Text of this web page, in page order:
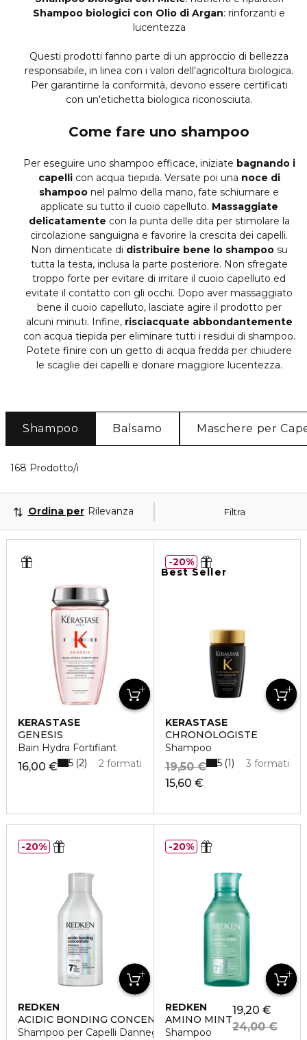
Shampoo biologici con Olio di Argan: rinforzanti e
lucentezza
Questi prodotti fanno parte di un approccio di bellezza
responsabile, in linea con i valori dell'agricoltura biologica.
Per garantirne la conformità, devono essere certificati
con un'etichetta biologica riconosciuta.
Come fare uno shampoo
Per eseguire uno shampoo efficace, iniziate bagnando i
capellicon acqua tiepida. Versate poi una noce di
shampoo nel palmo della mano, fate schiumare e
applicate su tutto il cuoio capelluto. Massaggiate
delicatamente con la punta delle dita per stimolare la
circolazione sanguigna e favorire la crescita dei capelli.
Non dimenticate di distribuire bene lo shampoosu
tutta la testa, inclusa la parte posteriore. Non sfregate
troppo forte per evitare di irritare il cuoio capelluto ed
evitate il contatto con gli occhi. Dopo aver massaggiato
bene il cuoio capelluto, lasciate agire il prodotto per
alcuni minuti. Infine, risciacquate abbondantemente
con acqua tiepida per eliminare tutti i residui di shampoo.
Potete finire con un getto di acqua fredda per chiudere
le scaglie dei capelli e donare maggiore lucentezza.
Shampoo Balsamo Maschere per
168 Prodotto/i
Filtra
Ordina per Rilevanza
KERASTASE
GENESIS
Bain Hydra Fortifiant
16,00 € 2 formati
5 2
Best Seller
KERASTASE
CHRONOLOGISTE
Shampoo
15,60 €
19,50 € 3 formati
5 1
20%
REDKEN
ACIDIC BONDING CONCENTRATE
Shampoo per Capelli Danneggiati
20%
REDKEN
AMINO MINT
Shampoo
19,20 €
24,00 €
20%